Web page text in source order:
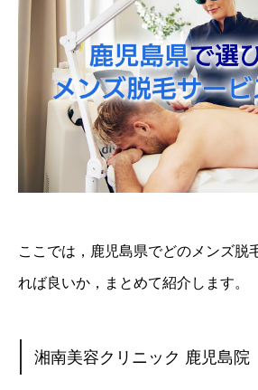
ここでは，鹿児島県でどのメンズ脱
れば良いか，まとめて紹介します。
湘南美容クリニック 鹿児島院